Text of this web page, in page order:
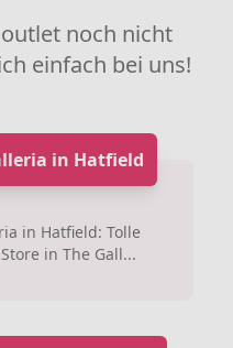
noch nicht
einfach bei uns!
in Hatfield
in Hatfield: Tolle
in The Gall...